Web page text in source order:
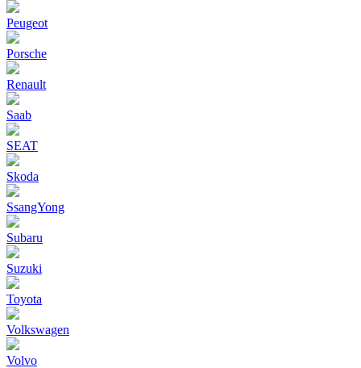
Peugeot
Porsche
Renault
Saab
SEAT
Skoda
SsangYong
Subaru
Suzuki
Toyota
Volkswagen
Volvo